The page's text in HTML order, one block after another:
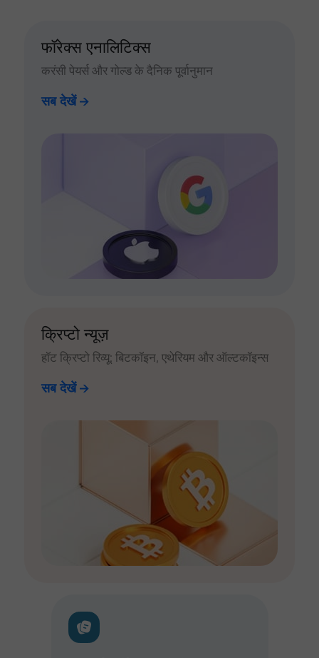
फॉरेक्स एनालिटिक्स
करंसी पेयर्स और गोल्ड के दैनिक पूर्वानुमान
सब देखें
क्रिप्टो न्यूज़
हॉट क्रिप्टो रिव्यू: बिटकॉइन, एथेरियम और ऑल्टकॉइन्स
सब देखें